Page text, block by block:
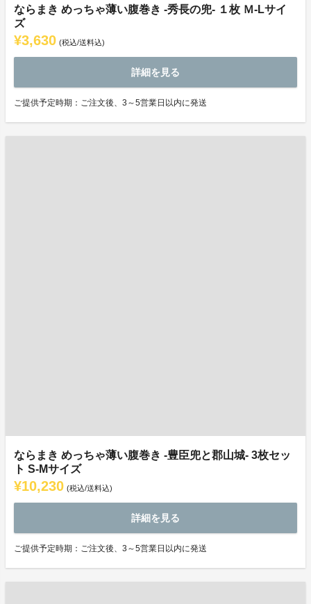
ならまき めっちゃ薄い腹巻き -秀長の兜- １枚 Ｍ-Lサイ
ズ
¥3,630 (税込/送料込)
詳細を見る
ご提供予定時期：ご注文後、3～5営業日以内に発送
ならまき めっちゃ薄い腹巻き -豊臣兜と郡山城- 3枚セッ
ト S-Mサイズ
¥10,230 (税込/送料込)
詳細を見る
ご提供予定時期：ご注文後、3～5営業日以内に発送